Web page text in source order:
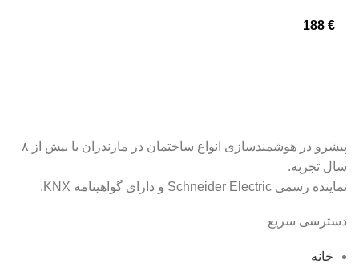
188 €
پیشرو در هوشمندسازی انواع ساختمان در مازندران با بیش از ۸
سال تجربه.
نماینده رسمی Schneider Electric و دارای گواهینامه KNX.
دسترسی سریع
خانه